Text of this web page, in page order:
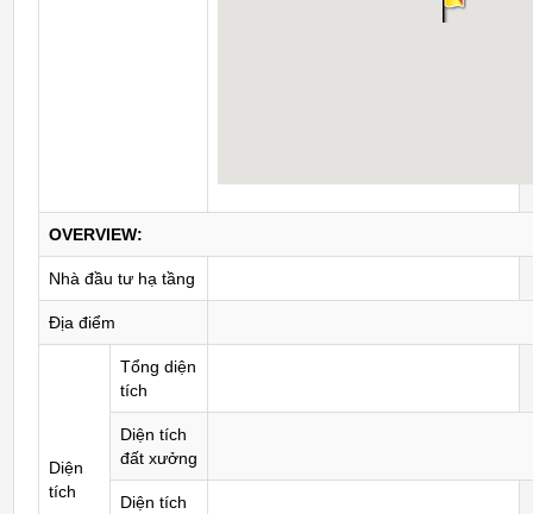
OVERVIEW:
Nhà đầu tư hạ tầng
Địa điểm
Diện
tích
Tổng diện
tích
Diện tích
đất xưởng
Diện tích